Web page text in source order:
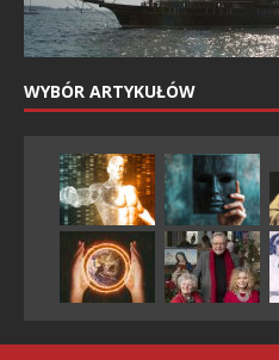
WYBÓR ARTYKUŁÓW